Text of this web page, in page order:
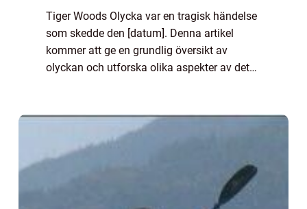
Tiger Woods Olycka var en tragisk händelse
som skedde den [datum]. Denna artikel
kommer att ge en grundlig översikt av
olyckan och utforska olika aspekter av det
Wo...